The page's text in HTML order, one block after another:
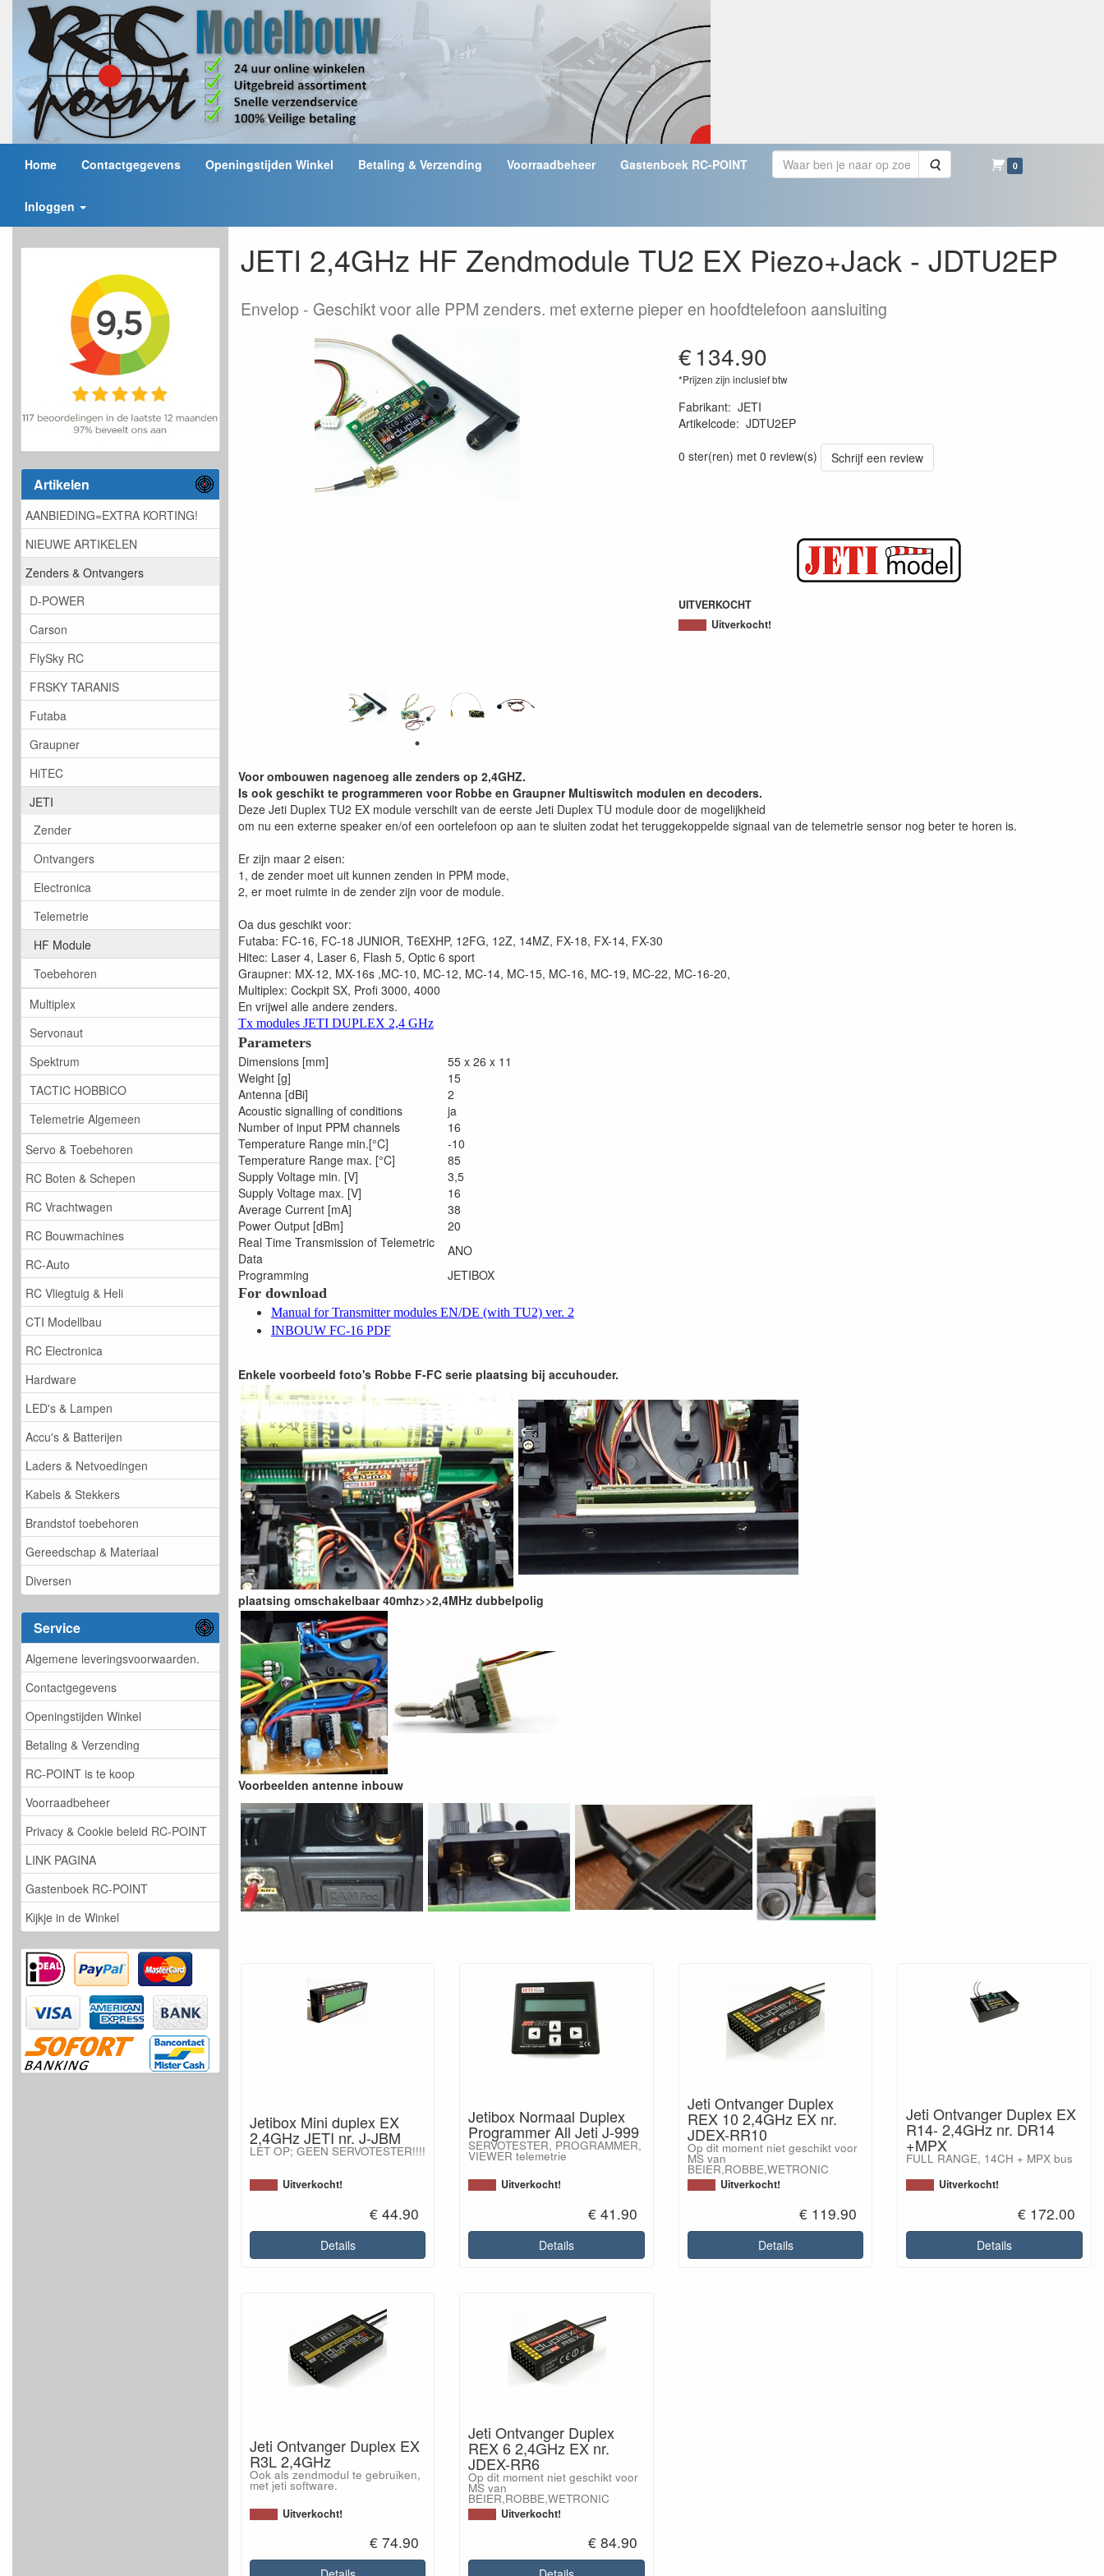
Home Contactgegevens Openingstijden Winkel Betaling & Verzending Voorraadbeheer Gastenboek RC-POINT Zoeken 0
Inloggen
Artikelen
AANBIEDING=EXTRA KORTING!
NIEUWE ARTIKELEN
Zenders & Ontvangers
D-POWER
Carson
FlySky RC
FRSKY TARANIS
Futaba
Graupner
HiTEC
JETI
Zender
Ontvangers
Electronica
Telemetrie
HF Module
Toebehoren
Multiplex
Servonaut
Spektrum
TACTIC HOBBICO
Telemetrie Algemeen
Servo & Toebehoren
RC Boten & Schepen
RC Vrachtwagen
RC Bouwmachines
RC-Auto
RC Vliegtuig & Heli
CTI Modellbau
RC Electronica
Hardware
LED's & Lampen
Accu's & Batterijen
Laders & Netvoedingen
Kabels & Stekkers
Brandstof toebehoren
Gereedschap & Materiaal
Diversen
Service
Algemene leveringsvoorwaarden.
Contactgegevens
Openingstijden Winkel
Betaling & Verzending
RC-POINT is te koop
Voorraadbeheer
Privacy & Cookie beleid RC-POINT
LINK PAGINA
Gastenboek RC-POINT
Kijkje in de Winkel
JETI 2,4GHz HF Zendmodule TU2 EX Piezo+Jack - JDTU2EP
Envelop Geschikt voor alle PPM zenders. met externe pieper en hoofdtelefoon aansluiting
€134.90
*Prijzen zijn inclusief btw
Fabrikant: JETI
Artikelcode: JDTU2EP
0 ster(ren) met 0 review(s)
Schrijf een review
UITVERKOCHT
Uitverkocht!
Voor ombouwen nagenoeg alle zenders op 2,4GHZ.
Is ook geschikt te programmeren voor Robbe en Graupner Multiswitch modulen en decoders.
Deze Jeti Duplex TU2 EX module verschilt van de eerste Jeti Duplex TU module door de mogelijkheid
om nu een externe speaker en/of een oortelefoon op aan te sluiten zodat het teruggekoppelde signaal van de telemetrie sensor nog beter te horen is.
Er zijn maar 2 eisen:
1, de zender moet uit kunnen zenden in PPM mode,
2, er moet ruimte in de zender zijn voor de module.
Oa dus geschikt voor:
Futaba: FC-16, FC-18 JUNIOR, T6EXHP, 12FG, 12Z, 14MZ, FX-18, FX-14, FX-30
Hitec: Laser 4, Laser 6, Flash 5, Optic 6 sport
Graupner: MX-12, MX-16s ,MC-10, MC-12, MC-14, MC-15, MC-16, MC-19, MC-22, MC-16-20,
Multiplex: Cockpit SX, Profi 3000, 4000
En vrijwel alle andere zenders.
Tx modules JETI DUPLEX 2,4 GHz
Parameters
Dimensions [mm]
55 x 26 x 11
Weight [g]
15
Antenna [dBi]
2
Acoustic signalling of conditions
ja
Number of input PPM channels
16
Temperature Range min.[°C]
-10
Temperature Range max. [°C]
85
Supply Voltage min. [V]
3,5
Supply Voltage max. [V]
16
Average Current [mA]
38
Power Output [dBm]
20
Real Time Transmission of Telemetric
Data
ANO
Programming
JETIBOX
For download
Manual for Transmitter modules EN/DE (with TU2) ver. 2
INBOUW FC-16 PDF
Enkele voorbeeld foto's Robbe F-FC serie plaatsing bij accuhouder.
plaatsing omschakelbaar 40mhz>>2,4MHz dubbelpolig
Voorbeelden antenne inbouw
Jetibox Mini duplex EX
2,4GHz JETI nr. J-JBM
LET OP; GEEN SERVOTESTER!!!!
Uitverkocht!
€ 44.90
Details
Jetibox Normaal Duplex
Programmer All Jeti J-999
SERVOTESTER, PROGRAMMER,
VIEWER telemetrie
Uitverkocht!
€ 41.90
Details
Jeti Ontvanger Duplex
REX 10 2,4GHz EX nr.
JDEX-RR10
Op dit moment niet geschikt voor
MS van
BEIER,ROBBE,WETRONIC
Uitverkocht!
€ 119.90
Details
Jeti Ontvanger Duplex EX
R14- 2,4GHz nr. DR14
+MPX
FULL RANGE, 14CH + MPX bus
Uitverkocht!
€ 172.00
Details
Jeti Ontvanger Duplex EX
R3L 2,4GHz
Ook als zendmodul te gebruiken,
met jeti software.
Uitverkocht!
€ 74.90
Jeti Ontvanger Duplex
REX 6 2,4GHz EX nr.
JDEX-RR6
Op dit moment niet geschikt voor
MS van
BEIER,ROBBE,WETRONIC
Uitverkocht!
€ 84.90